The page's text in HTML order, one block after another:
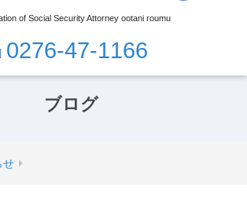
of Social Security Attorney ootani roumu
0276-47-1166
ブログ
せ